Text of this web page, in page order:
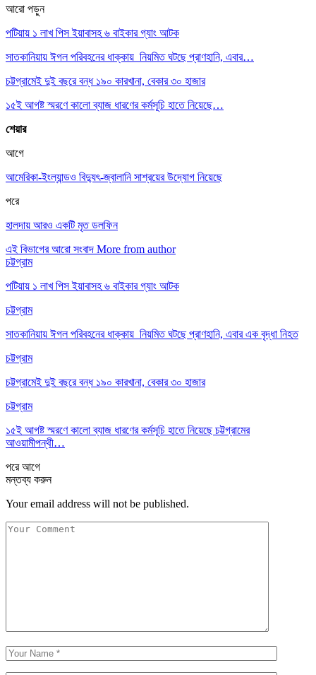
আরো পড়ুন
পটিয়ায় ১ লাখ পিস ইয়াবাসহ ৬ বাইকার গ্যাং আটক
সাতকানিয়ায় ঈগল পরিবহনের ধাক্কায় নিয়মিত ঘটছে প্রাণহানি, এবার…
চট্টগ্রামেই দুই বছরে বন্ধ ১৯০ কারখানা, বেকার ৩০ হাজার
১৫ই আগষ্ট স্মরণে কালো ব্যাজ ধারণের কর্মসূচি হাতে নিয়েছে…
শেয়ার
আগে
আমেরিকা-ইংল্যান্ডও বিদ্যুৎ-জ্বালানি সাশ্রয়ের উদ্যোগ নিয়েছে
পরে
হালদায় আরও একটি মৃত ডলফিন
এই বিভাগের আরো সংবাদ More from author
চট্টগ্রাম
পটিয়ায় ১ লাখ পিস ইয়াবাসহ ৬ বাইকার গ্যাং আটক
চট্টগ্রাম
সাতকানিয়ায় ঈগল পরিবহনের ধাক্কায় নিয়মিত ঘটছে প্রাণহানি, এবার এক বৃদ্ধা নিহত
চট্টগ্রাম
চট্টগ্রামেই দুই বছরে বন্ধ ১৯০ কারখানা, বেকার ৩০ হাজার
চট্টগ্রাম
১৫ই আগষ্ট স্মরণে কালো ব্যাজ ধারণের কর্মসূচি হাতে নিয়েছে চট্টগ্রামের
আওয়ামীপন্থী…
পরেআগে
মন্তব্য করুন
Your email address will not be published.